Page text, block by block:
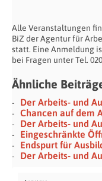
Alle Veranstaltungen
BiZ der Agentur für
statt. Eine Anmeldung
bei Fragen unter Tel.
Ähnliche
Der Arbeits- und
Chancen auf dem
Der Arbeits- und
Eingeschränkte
Endspurt für
Der Arbeits- und